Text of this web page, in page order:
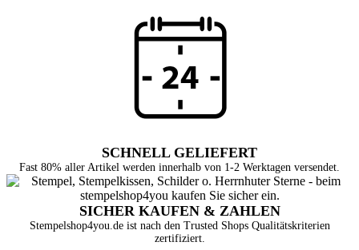
SCHNELL GELIEFERT
Fast 80% aller Artikel werden innerhalb von 1-2 Werktagen versendet.
SICHER KAUFEN & ZAHLEN
Stempelshop4you.de ist nach den Trusted Shops Qualitätskriterien
zertifiziert.